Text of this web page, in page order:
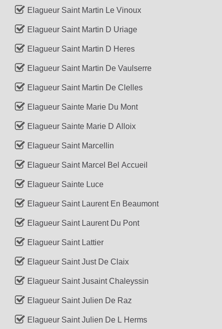
Elagueur Saint Martin Le Vinoux
Elagueur Saint Martin D Uriage
Elagueur Saint Martin D Heres
Elagueur Saint Martin De Vaulserre
Elagueur Saint Martin De Clelles
Elagueur Sainte Marie Du Mont
Elagueur Sainte Marie D Alloix
Elagueur Saint Marcellin
Elagueur Saint Marcel Bel Accueil
Elagueur Sainte Luce
Elagueur Saint Laurent En Beaumont
Elagueur Saint Laurent Du Pont
Elagueur Saint Lattier
Elagueur Saint Just De Claix
Elagueur Saint Jusaint Chaleyssin
Elagueur Saint Julien De Raz
Elagueur Saint Julien De L Herms